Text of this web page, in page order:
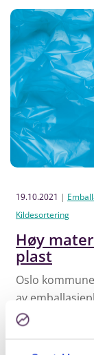
19.10.2021 |
Kildesortering
Høy
plast
Oslo
av
samarbeidet